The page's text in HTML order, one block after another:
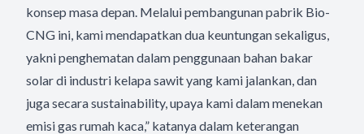
konsep masa depan. Melalui pembangunan pabrik Bio-
CNG ini, kami mendapatkan dua keuntungan sekaligus,
yakni penghematan dalam penggunaan bahan bakar
solar di industri kelapa sawit yang kami jalankan, dan
juga secara sustainability, upaya kami dalam menekan
emisi gas rumah kaca,” katanya dalam keterangan